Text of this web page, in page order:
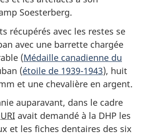
Soesterberg.
récupérés avec les restes se
avec une barrette chargée
(Médaille canadienne du
(étoile de 1939-1943), huit
et une chevalière en argent.
auparavant, dans le cadre
URI avait demandé à la DHP les
et les fiches dentaires des six